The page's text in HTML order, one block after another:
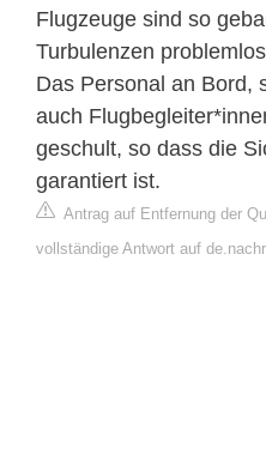
Flugzeuge sind so
Turbulenzen
Das Personal an Bord,
auch
geschult, so dass die
garantiert ist.
Antrag auf Entfernung der
vollständige Antwort auf